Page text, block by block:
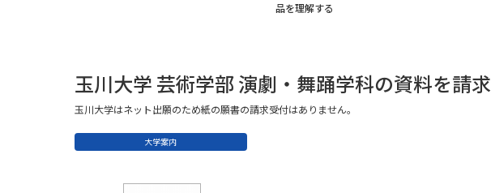
品を理解する
玉川大学 芸術学部 演劇・舞踊学科の資料を請求
玉川大学はネット出願のため紙の願書の請求受付はありません。
大学案内